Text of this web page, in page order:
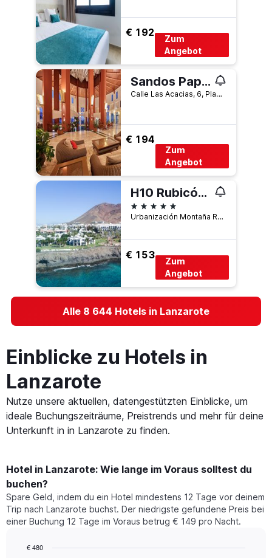
€ 192
Zum
Angebot
Sandos Papagayo Beach Resort
Calle Las Acacias, 6, Playa Blanca, Lanzarote, Spanien
€ 194
Zum
Angebot
H10 Rubicón Horizons Collection
5 Sterne
Urbanización Montaña Roja, Playa Blanca, Lanzarote, Spanien
€ 153
Zum
Angebot
Alle 8 644 Hotels in Lanzarote
Einblicke zu Hotels in
Lanzarote
Nutze unsere aktuellen, datengestützten Einblicke, um
ideale Buchungszeiträume, Preistrends und mehr für deine
Unterkunft in in Lanzarote zu finden.
Hotel in Lanzarote: Wie lange im Voraus solltest du
buchen?
Spare Geld, indem du ein Hotel mindestens 12 Tage vor deinem
Trip nach Lanzarote buchst. Der niedrigste gefundene Preis bei
einer Buchung 12 Tage im Voraus betrug € 149 pro Nacht.
€ 480